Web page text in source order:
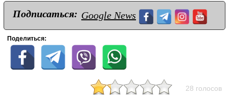
Подписаться: Google News
Поделиться:
28 голосов